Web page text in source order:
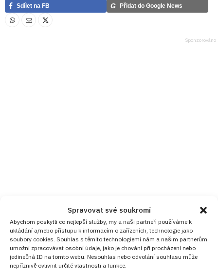
Spravovat své soukromí
Abychom poskytli co nejlepší služby, my a naši partneři používáme k
ukládání a/nebo přístupu k informacím o zařízeních, technologie jako
soubory cookies. Souhlas s těmito technologiemi nám a našim partnerům
umožní zpracovávat osobní údaje, jako je chování při procházení nebo
jedinečná ID na tomto webu. Nesouhlas nebo odvolání souhlasu může
nepříznivě ovlivnit určité vlastnosti a funkce.
Sdílet na FB
G Přidat do Google News